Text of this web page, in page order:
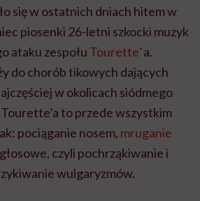
się w ostatnich dniach hitem w
piosenki 26-letni szkocki muzyk
ataku zespołu Tourette`a.
do chorób tikowych dających
w okolicach siódmego
to przede wszystkim
pociąganie nosem, mruganie
czyli pochrząkiwanie i
wulgaryzmów.